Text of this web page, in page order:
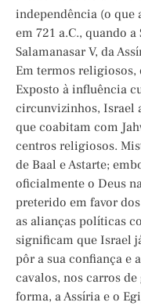
independência (o que
em 721 a.C., quando
Salamanasar V, da
Em termos religiosos,
Exposto à influência
circunvizinhos, Israel
que coabitam com
centros religiosos.
de Baal e Astarte;
oficialmente o Deus
preterido em favor
as alianças políticas
significam que Israel
pôr a sua confiança e
cavalos, nos carros
forma, a Assíria e o